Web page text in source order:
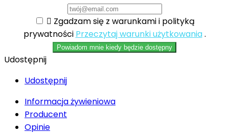
 Zgadzam się z warunkami i polityką
prywatności Przeczytaj warunki użytkowania.
Powiadom mnie kiedy będzie dostępny
Udostępnij
Udostępnij
Informacja żywieniowa
Producent
Opinie